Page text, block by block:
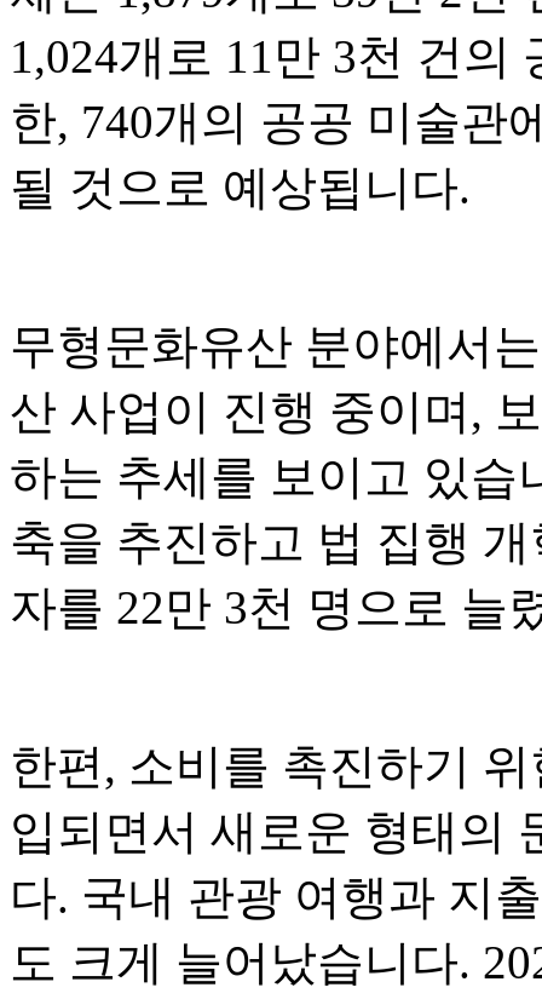
1,024개로 11만 3천 건
한, 740개의 공공 미술관
될 것으로 예상됩니다.
무형문화유산 분야에서
산 사업이 진행 중이며,
하는 추세를 보이고 있습
축을 추진하고 법 집행
자를 22만 3천 명으로 늘
한편, 소비를 촉진하기
입되면서 새로운 형태의
다. 국내 관광 여행과 지
도 크게 늘어났습니다.